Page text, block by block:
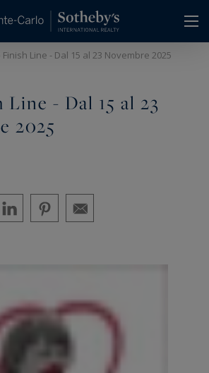
Finish Line - Dal 15 al 23 Novembre 2025
- Dal 15 al 23
2025